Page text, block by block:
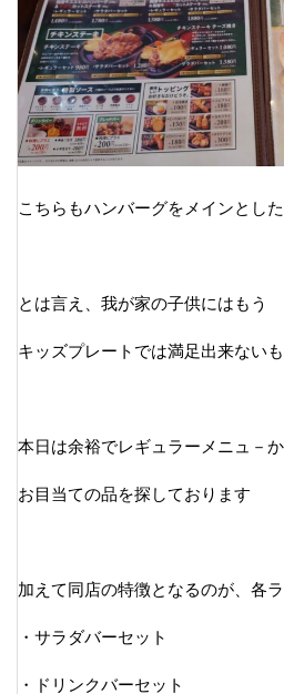
こちらもハンバーグをメインとし
とは言え、我が家の子供にはもう
キッズプレートでは満足出来ない
本日は余裕でレギュラーメニュ－
お目当ての品を探しております
加えて同店の特徴となるのが、各
・サラダバーセット
・ドリンクバーセット